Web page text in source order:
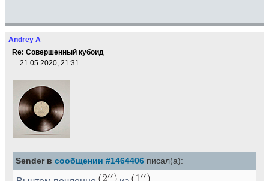
Andrey A
Re: Совершенный кубоид
21.05.2020, 21:31
Sender в сообщении #1464406 писал(а):